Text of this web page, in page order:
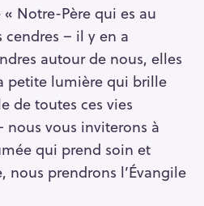
Notre-Père qui es au
– il y en a
autour de nous, elles
petite lumière qui brille
de toutes ces vies
nous vous inviterons à
qui prend soin et
nous prendrons l’Évangile